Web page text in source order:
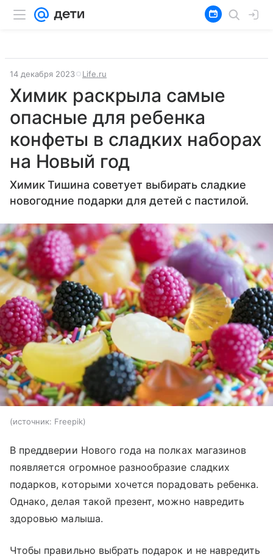
14 декабря 2023 Life.ru
Химик раскрыла самые
опасные для ребенка
конфеты в сладких наборах
на Новый год
Химик Тишина советует выбирать сладкие
новогодние подарки для детей с пастилой.
источник: Freepik
В преддверии Нового года на полках магазинов
появляется огромное разнообразие сладких
подарков, которыми хочется порадовать ребенка.
Однако, делая такой презент, можно навредить
здоровью малыша.
Чтобы правильно выбрать подарок и не навредить